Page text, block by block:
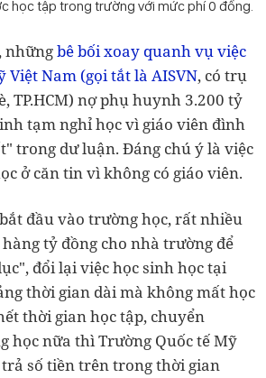
học tập trong trường với mức phí 0 đồng.
nhữngbê bối xoay quanh vụ việc
Việt Nam (gọi tắt là AISVN, có trụ
TP.HCM) nợ phụ huynh 3.200 tỷ
tạm nghỉ học vì giáo viên đình
trong dư luận. Đáng chú ý là việc
ở căn tin vì không có giáo viên.
đầu vào trường học, rất nhiều
tỷ đồng cho nhà trường để
đổi lại việc học sinh học tại
thời gian dài mà không mất học
thời gian học tập, chuyển
học nữa thì Trường Quốc tế Mỹ
số tiền trên trong thời gian